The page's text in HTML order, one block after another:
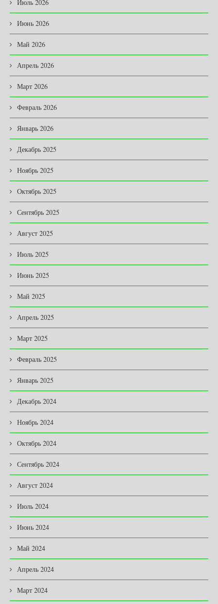
Июль 2026
Июнь 2026
Май 2026
Апрель 2026
Март 2026
Февраль 2026
Январь 2026
Декабрь 2025
Ноябрь 2025
Октябрь 2025
Сентябрь 2025
Август 2025
Июль 2025
Июнь 2025
Май 2025
Апрель 2025
Март 2025
Февраль 2025
Январь 2025
Декабрь 2024
Ноябрь 2024
Октябрь 2024
Сентябрь 2024
Август 2024
Июль 2024
Июнь 2024
Май 2024
Апрель 2024
Март 2024